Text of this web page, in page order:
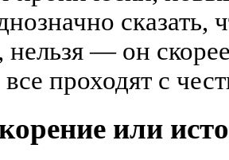
сказать,
нельзя — он
проходят с
или